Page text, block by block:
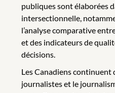
publiques sont élaborées
intersectionnelle,
l’analyse comparative
et des indicateurs de
décisions.
Les Canadiens continuent
journalistes et le